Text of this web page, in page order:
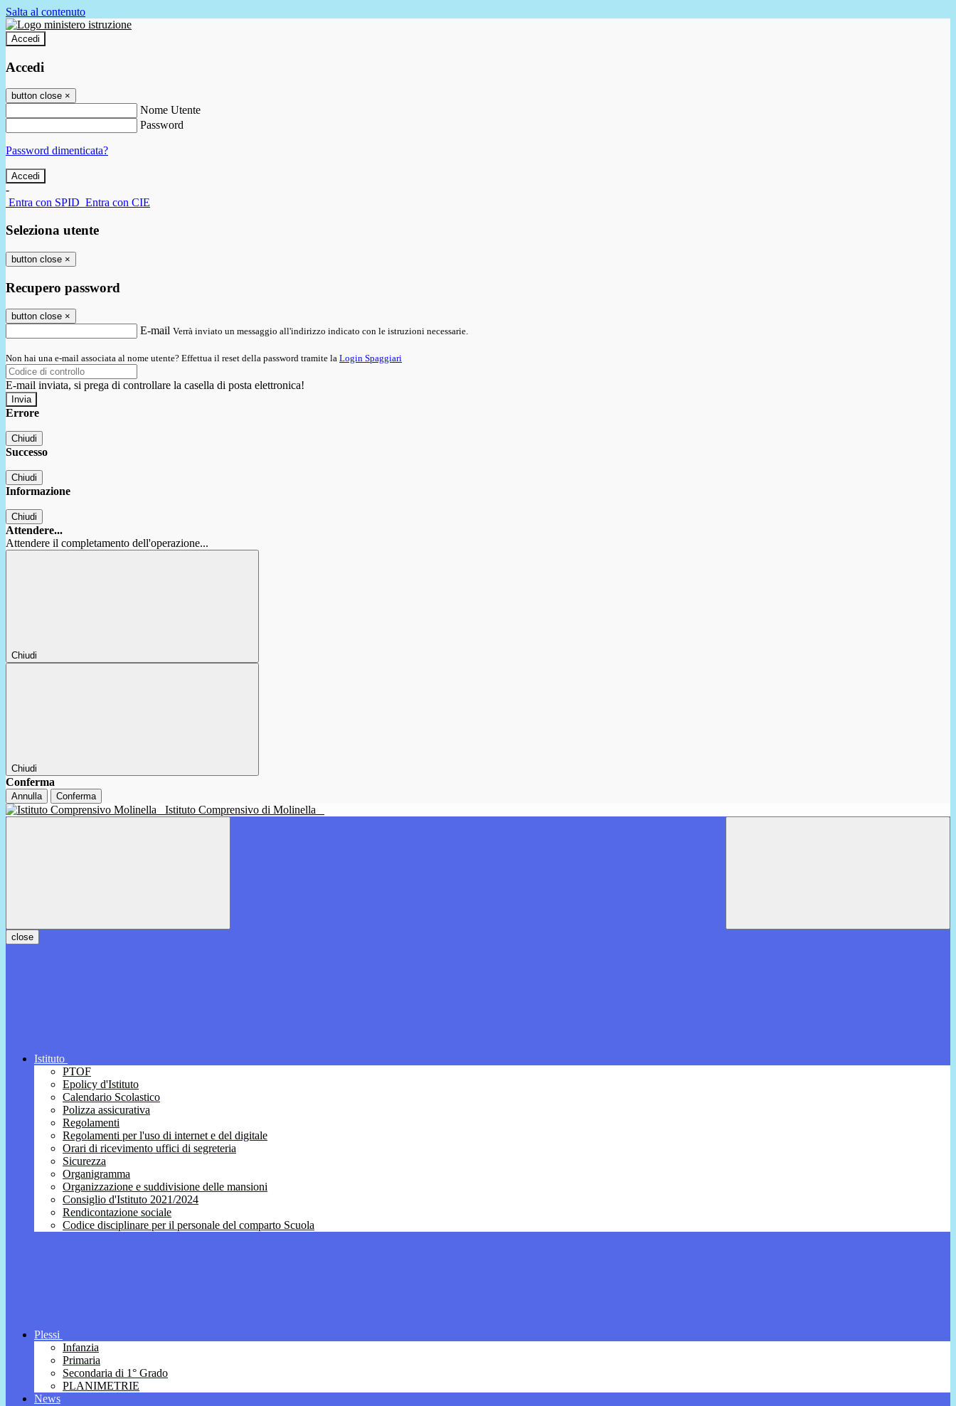
Salta al contenuto
Accedi
Accedi
button close ×
Nome Utente
Password
Password dimenticata?
-
Entra con SPID Entra con CIE
Seleziona utente
button close ×
Recupero password
button close ×
E-mail Verrà inviato un messaggio all'indirizzo indicato con le istruzioni necessarie.
Non hai una e-mail associata al nome utente? Effettua il reset della password tramite la Login Spaggiari
E-mail inviata, si prega di controllare la casella di posta elettronica!
Errore
Chiudi
Successo
Chiudi
Informazione
Chiudi
Attendere...
Attendere il completamento dell'operazione...
Chiudi
Chiudi
Conferma
Annulla Conferma
Istituto Comprensivo di Molinella
close
Istituto
PTOF
Epolicy d'Istituto
Calendario Scolastico
Polizza assicurativa
Regolamenti
Regolamenti per l'uso di internet e del digitale
Orari di ricevimento uffici di segreteria
Sicurezza
Organigramma
Organizzazione e suddivisione delle mansioni
Consiglio d'Istituto 2021/2024
Rendicontazione sociale
Codice disciplinare per il personale del comparto Scuola
Plessi
Infanzia
Primaria
Secondaria di 1° Grado
PLANIMETRIE
News